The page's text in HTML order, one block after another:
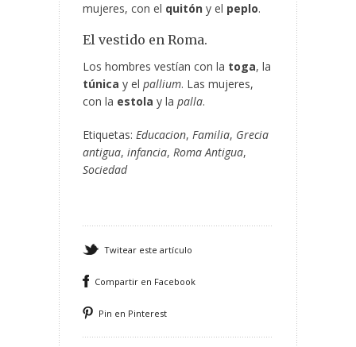
mujeres, con el quitón y el peplo.
El vestido en Roma.
Los hombres vestían con la toga, la
túnica y el pallium. Las mujeres,
con la estola y la palla.
Etiquetas: Educacion, Familia, Grecia
antigua, infancia, Roma Antigua,
Sociedad
Twitear este artículo
Compartir en Facebook
Pin en Pinterest